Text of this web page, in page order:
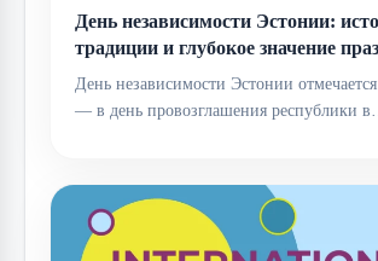
День независимости Эстонии:
традиции и глубокое значение
День независимости Эстонии
— в день провозглашения республики